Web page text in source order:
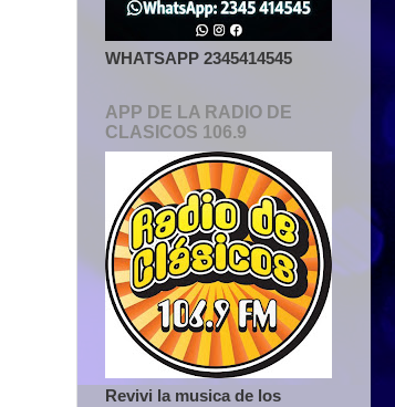
WHATSAPP 2345414545
APP DE LA RADIO DE
CLASICOS 106.9
Revivi la musica de los